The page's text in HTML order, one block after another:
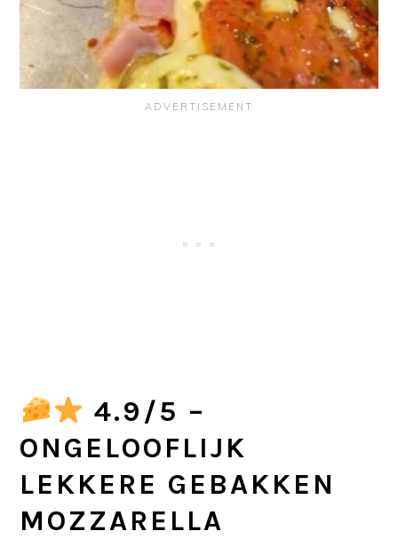
4.9/5 –
ONGELOOFLIJK
LEKKERE GEBAKKEN
MOZZARELLA